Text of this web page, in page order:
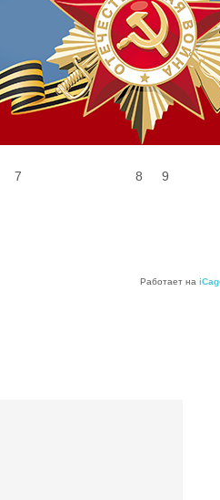
7 8 9
Работает на